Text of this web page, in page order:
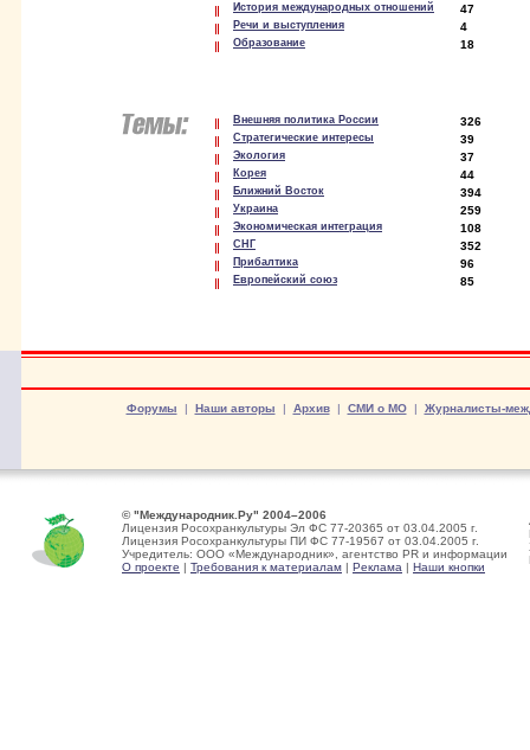
История международных отношений 47
Речи и выступления 4
Образование 18
Внешняя политика России 326
Стратегические интересы 39
Экология 37
Корея 44
Ближний Восток 394
Украина 259
Экономическая интеграция 108
СНГ 352
Прибалтика 96
Европейский союз 85
Форумы | Наши авторы | Архив| СМИ о МО| Журналисты-
© "Международник.Ру" 2004–2006
Лицензия Росохранкультуры Эл ФС 77-20365 от 03.04.2005 г.
Лицензия Росохранкультуры ПИ ФС 77-19567 от 03.04.2005 г.
Учредитель: ООО «Международник», агентство PR и информации
О проекте | Требования к материалам | Реклама | Наши кнопки